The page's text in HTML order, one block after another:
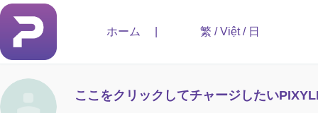
ホーム 繁 /Việt/ 日
ここをクリックしてチャージしたい